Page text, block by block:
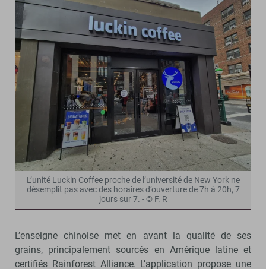
L’unité Luckin Coffee proche de l’université de New York ne
désemplit pas avec des horaires d’ouverture de 7h à 20h, 7
jours sur 7. - © F. R
L’enseigne chinoise met en avant la qualité de ses
grains, principalement sourcés en Amérique latine et
certifiés Rainforest Alliance. L’application propose une